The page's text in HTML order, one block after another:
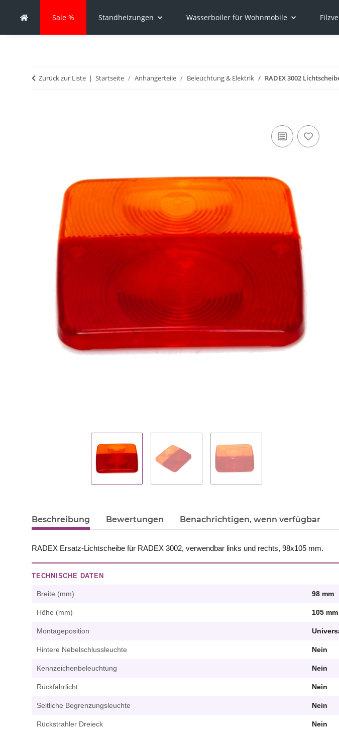
Sale % Standheizungen Wasserboiler für Wohnmobile
Zurück zur Liste Startseite Anhängerteile Beleuchtung & Elektrik RADEX 3002
Beschreibung Bewertungen Benachrichtigen, wenn verfügbar
RADEX Ersatz-Lichtscheibe für RADEX 3002, verwendbar links und rechts, 98x105 mm.
TECHNISCHE DATEN
Breite (mm) 98 mm
Höhe (mm) 105 mm
Montageposition
Hintere Nebelschlussleuchte Nein
Kennzeichenbeleuchtung Nein
Rückfahrlicht Nein
Seitliche Begrenzungsleuchte Nein
Rückstrahler Dreieck Nein